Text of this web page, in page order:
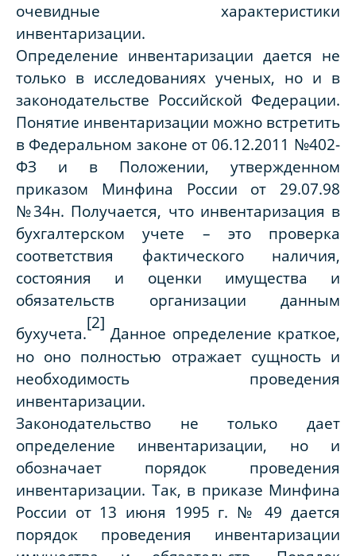
очевидные характеристики
инвентаризации.
Определение инвентаризации дается не
только в исследованиях ученых, но и в
законодательстве Российской Федерации.
Понятие инвентаризации можно встретить
в Федеральном законе от 06.12.2011 №402-
ФЗ и в Положении, утвержденном
приказом Минфина России от 29.07.98
№34н. Получается, что инвентаризация в
бухгалтерском учете – это проверка
соответствия фактического наличия,
состояния и оценки имущества и
обязательств организации данным
бухучета.
[2]
Данное определение краткое,
но оно полностью отражает сущность и
необходимость проведения
инвентаризации.
Законодательство не только дает
определение инвентаризации, но и
обозначает порядок проведения
инвентаризации. Так, в приказе Минфина
России от 13 июня 1995 г. № 49 дается
порядок проведения инвентаризации